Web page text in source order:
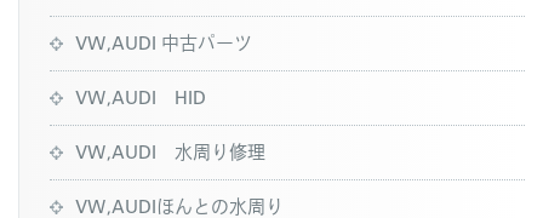
VW,AUDI 中古パーツ
VW,AUDI HID
VW,AUDI 水周り修理
VW,AUDIほんとの水周り